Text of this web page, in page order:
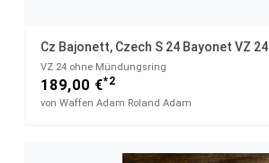
Cz Bajonett, Czech S 24 Bayonet VZ 24
VZ 24 ohne Mündungsring
189,00 €*2
von Waffen Adam Roland Adam